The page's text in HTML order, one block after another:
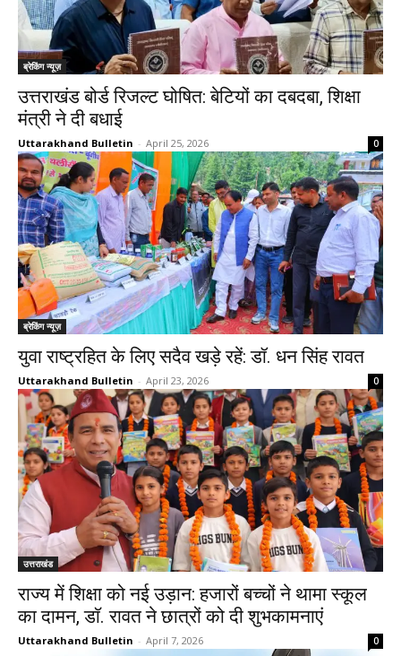
ब्रेकिंग न्यूज़
उत्तराखंड बोर्ड रिजल्ट घोषित: बेटियों का दबदबा, शिक्षा
मंत्री ने दी बधाई
Uttarakhand Bulletin - April 25, 2026 0
ब्रेकिंग न्यूज़
युवा राष्ट्रहित के लिए सदैव खड़े रहें: डॉ. धन सिंह रावत
Uttarakhand Bulletin - April 23, 2026 0
उत्तराखंड
राज्य में शिक्षा को नई उड़ान: हजारों बच्चों ने थामा स्कूल
का दामन, डाॅ. रावत ने छात्रों को दी शुभकामनाएं
Uttarakhand Bulletin - April 7, 2026 0